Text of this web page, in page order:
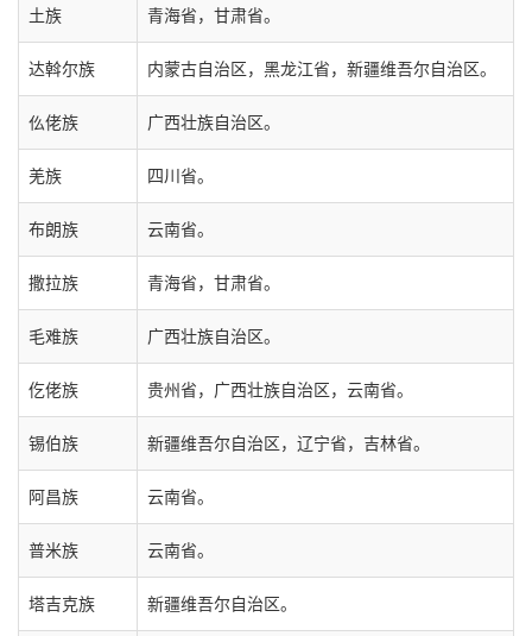
土族 青海省，甘肃省。
达斡尔族 内蒙古自治区，黑龙江省，新疆维吾尔自治区。
仫佬族 广西壮族自治区。
羌族 四川省。
布朗族 云南省。
撒拉族 青海省，甘肃省。
毛难族 广西壮族自治区。
仡佬族 贵州省，广西壮族自治区，云南省。
锡伯族 新疆维吾尔自治区，辽宁省，吉林省。
阿昌族 云南省。
普米族 云南省。
塔吉克族 新疆维吾尔自治区。